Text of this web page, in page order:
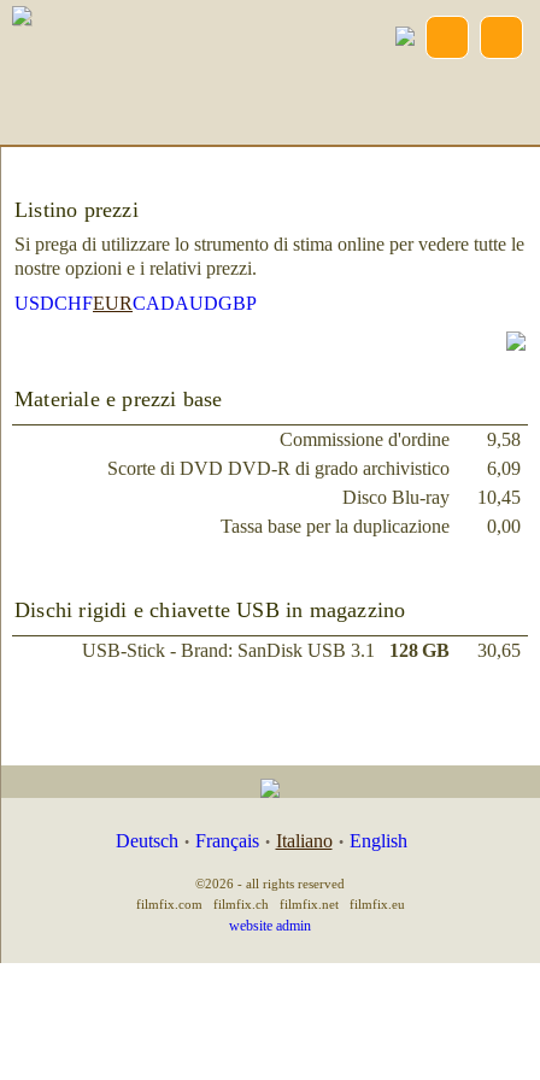
Listino prezzi
Si prega di utilizzare lo strumento di stima online per vedere tutte le
nostre opzioni e i relativi prezzi.
USDCHFEURCADAUDGBP
Materiale e prezzi base
Commissione d'ordine
9,58
Scorte di DVD DVD-R di grado archivistico
6,09
Disco Blu-ray
10,45
Tassa base per la duplicazione
0,00
Dischi rigidi e chiavette USB in magazzino
USB-Stick - Brand: SanDisk USB 3.1 128 GB 30,65
Deutsch • Français • Italiano • English
©2026 - all rights reserved
filmfix.com
filmfix.ch filmfix.net filmfix.eu
website admin